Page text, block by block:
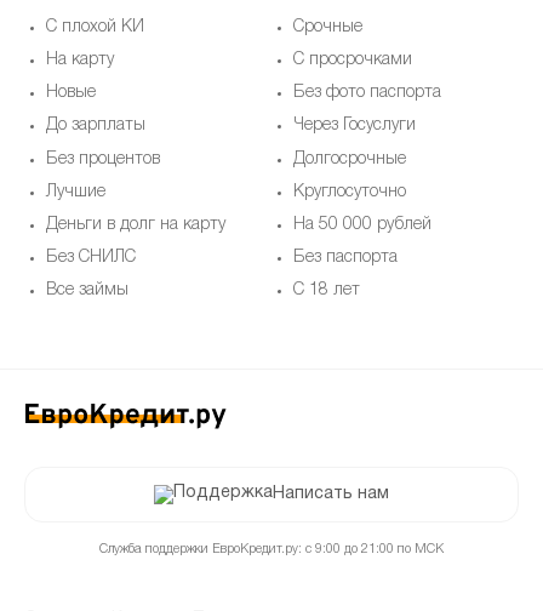
С плохой КИ
На карту
Новые
До зарплаты
Без процентов
Лучшие
Деньги в долг на карту
Без СНИЛС
Все займы
Срочные
С просрочками
Без фото паспорта
Через Госуслуги
Долгосрочные
Круглосуточно
На 50 000 рублей
Без паспорта
С 18 лет
Написать нам
Служба поддержки ЕвроКредит.ру: с 9:00 до 21:00 по МСК